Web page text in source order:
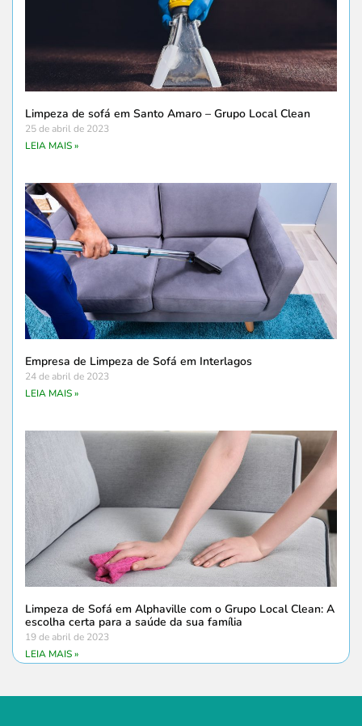
Limpeza de sofá em Santo Amaro – Grupo Local Clean
25 de abril de 2023
LEIA MAIS »
Empresa de Limpeza de Sofá em Interlagos
24 de abril de 2023
LEIA MAIS »
Limpeza de Sofá em Alphaville com o Grupo Local Clean: A
escolha certa para a saúde da sua família
19 de abril de 2023
LEIA MAIS »